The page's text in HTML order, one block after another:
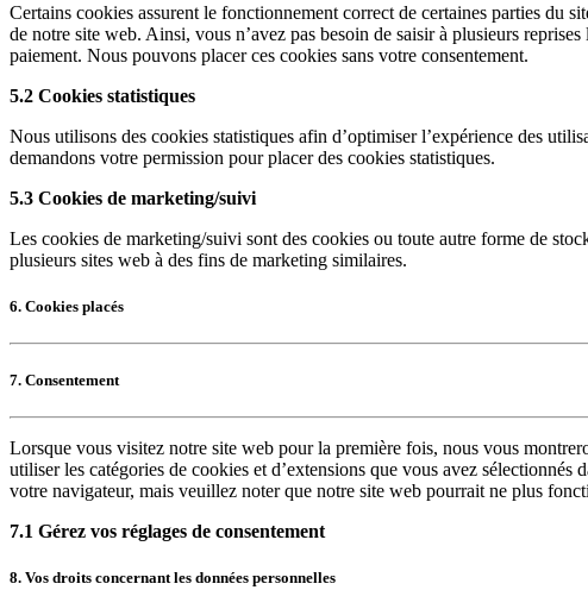
Certains cookies assurent le fonctionnement correct de certaines parties du
de notre site web. Ainsi, vous n’avez pas besoin de saisir à plusieurs
paiement. Nous pouvons placer ces cookies sans votre consentement.
5.2 Cookies statistiques
Nous utilisons des cookies statistiques afin d’optimiser l’expérience des
demandons votre permission pour placer des cookies statistiques.
5.3 Cookies de marketing/suivi
Les cookies de marketing/suivi sont des cookies ou toute autre forme de
plusieurs sites web à des fins de marketing similaires.
6. Cookies placés
7. Consentement
Lorsque vous visitez notre site web pour la première fois, nous vous
utiliser les catégories de cookies et d’extensions que vous avez
votre navigateur, mais veuillez noter que notre site web pourrait ne plus
7.1 Gérez vos réglages de consentement
8. Vos droits concernant les données personnelles